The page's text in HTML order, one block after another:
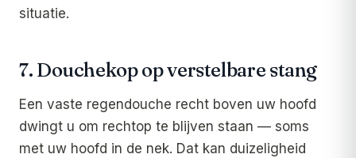
situatie.
7. Douchekop op verstelbare stang
Een vaste regendouche recht boven uw hoofd
dwingt u om rechtop te blijven staan — soms
met uw hoofd in de nek. Dat kan duizeligheid